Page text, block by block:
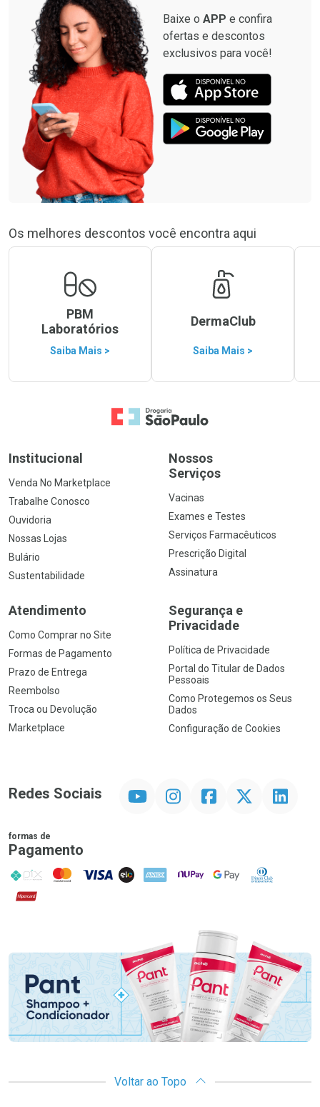
Baixe o APP e confira
ofertas e descontos
exclusivos para você!
Os melhores descontos você encontra aqui
PBM
Laboratórios
Saiba Mais >
DermaClub
Saiba Mais >
Ir para a Home
Institucional
Venda No Marketplace
Trabalhe Conosco
Ouvidoria
Nossas Lojas
Bulário
Sustentabilidade
Nossos
Serviços
Vacinas
Exames e Testes
Serviços Farmacêuticos
Prescrição Digital
Assinatura
Atendimento
Como Comprar no Site
Formas de Pagamento
Prazo de Entrega
Reembolso
Troca ou Devolução
Marketplace
Segurança e
Privacidade
Política de Privacidade
Portal do Titular de Dados
Pessoais
Como Protegemos os Seus
Dados
Configuração de Cookies
Redes Sociais InstagramFacebookTwitter Linkedin
formas de
Pagamento
PIX MasterCard
VISA ELO AMEX NuPay Google PayDiners Club
Hipercard
Voltar ao Topo